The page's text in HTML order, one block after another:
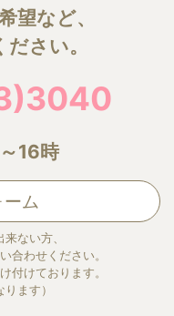
望など、
さい。
16時
ム
ない方、
合わせください。
付けております。
ます）